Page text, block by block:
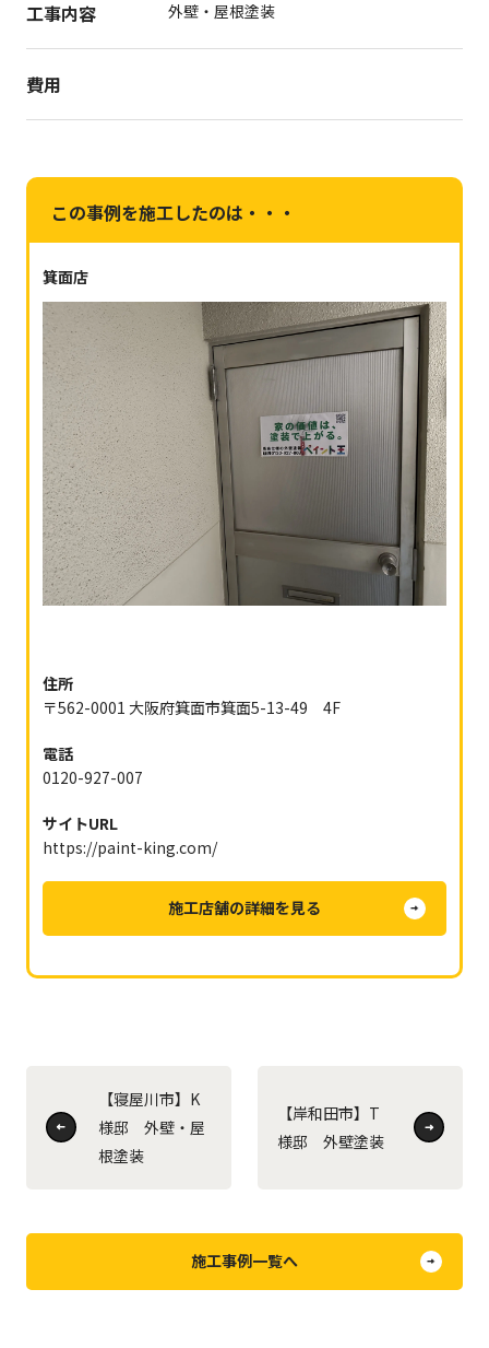
工事内容 外壁・屋根塗装
費用
この事例を施工したのは・・・
箕面店
住所
〒562-0001 大阪府箕面市箕面5-13-49 4F
電話
0120-927-007
サイトURL
https://paint-king.com/
施工店舗の詳細を見る
【寝屋川市】K
様邸 外壁・屋
根塗装
【岸和田市】T
様邸 外壁塗装
施工事例一覧へ